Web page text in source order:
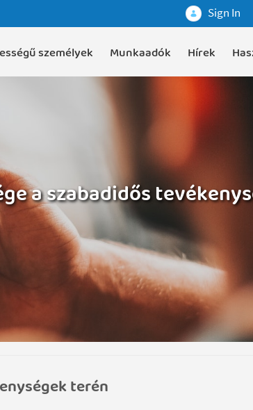
Sign In
személyek Munkaadók Hírek
a szabadidős
terén